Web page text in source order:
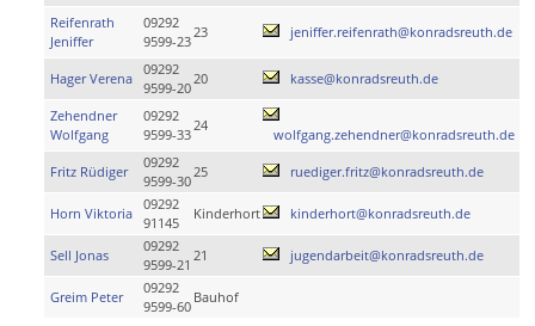
Reifenrath
Jeniffer
09292
9599-23
23 jeniffer.reifenrath@konradsreuth.de
Hager Verena
09292
9599-20
20 kasse@konradsreuth.de
Zehendner
Wolfgang
09292
9599-33
24
wolfgang.zehendner@konradsreuth.de
Fritz Rüdiger
09292
9599-30
25 ruediger.fritz@konradsreuth.de
Horn Viktoria
09292
91145
Kinderhort kinderhort@konradsreuth.de
Sell Jonas
09292
9599-21
21 jugendarbeit@konradsreuth.de
Greim Peter
09292
9599-60
Bauhof